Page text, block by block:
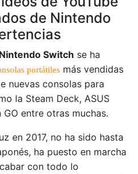
de Nintendo
Nintendo Switch se ha
portátiles más vendidas
nuevas consolas para
la Steam Deck, ASUS
entre otras muchas.
en 2017, no ha sido hasta
ha puesto en marcha
con todo lo